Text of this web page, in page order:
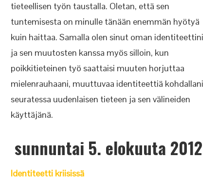
tieteellisen työn taustalla. Oletan, että sen
tuntemisesta on minulle tänään enemmän hyötyä
kuin haittaa. Samalla olen sinut oman identiteettini
ja sen muutosten kanssa myös silloin, kun
poikkitieteinen työ saattaisi muuten horjuttaa
mielenrauhaani, muuttuvaa identiteettiä kohdallani
seuratessa uudenlaisen tieteen ja sen välineiden
käyttäjänä.
sunnuntai 5. elokuuta 2012
Identiteetti kriisissä